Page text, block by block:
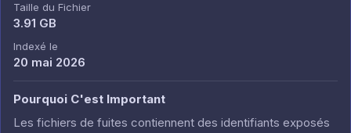
Taille du Fichier
3.91 GB
Indexé le
20 mai 2026
Pourquoi C'est Important
Les fichiers de fuites contiennent des identifiants exposés